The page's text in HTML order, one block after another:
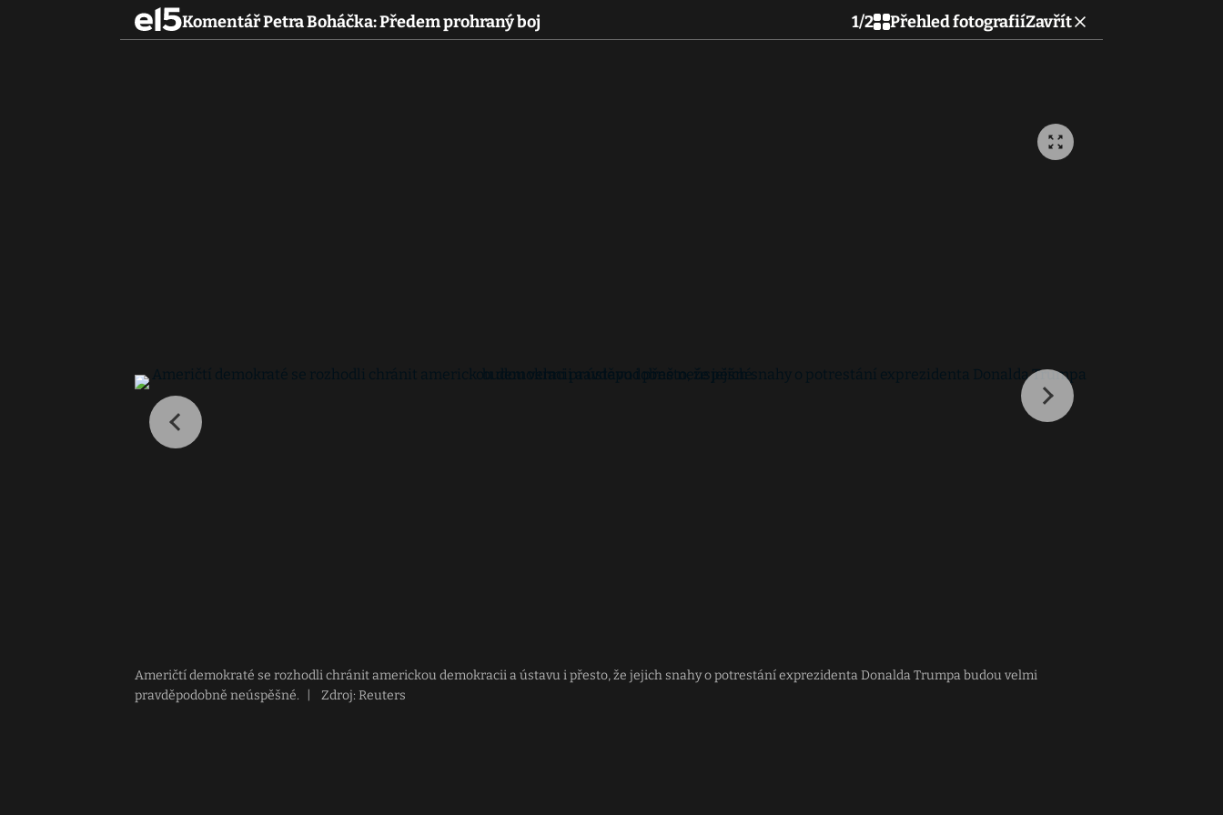
Komentář Petra Boháčka: Předem prohraný boj 1/2 Přehled fotografiíZavřít
Američtí demokraté se rozhodli chránit americkou demokracii a ústavu i přesto, že jejich snahy o potrestání exprezidenta Donalda Trumpa budou velmi
pravděpodobně neúspěšné.
Zdroj: Reuters